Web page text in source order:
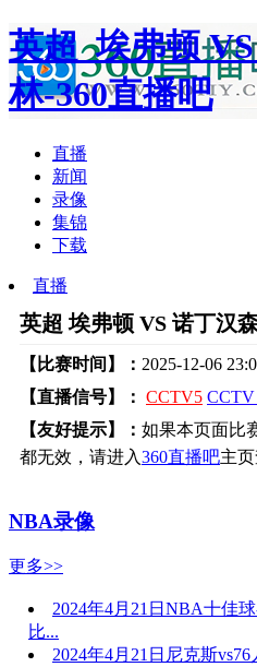
英超_埃弗顿
林-360直播吧
直播
新闻
录像
集锦
下载
直播
英超 埃弗顿 VS 诺丁汉
【比赛时间】： 2025-12-06
【直播信号】： CCTV5 CCTV
【友好提示】： 如果本页面比
都无效，请进入360直播吧主
NBA录像
更多>>
2024年4月21日NBA十佳
比...
2024年4月21日尼克斯